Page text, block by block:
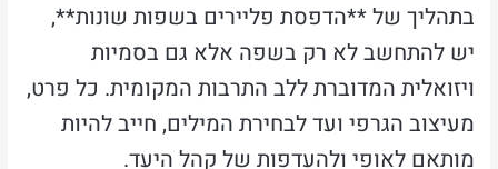
בתהליך של **הדפסת פליירים בשפות שונות**,
יש להתחשב לא רק בשפה אלא גם בסמיות
ויזואלית המדוברת ללב התרבות המקומית. כל פרט,
מעיצוב הגרפי ועד לבחירת המילים, חייב להיות
מותאם לאופי ולהעדפות של קהל היעד.